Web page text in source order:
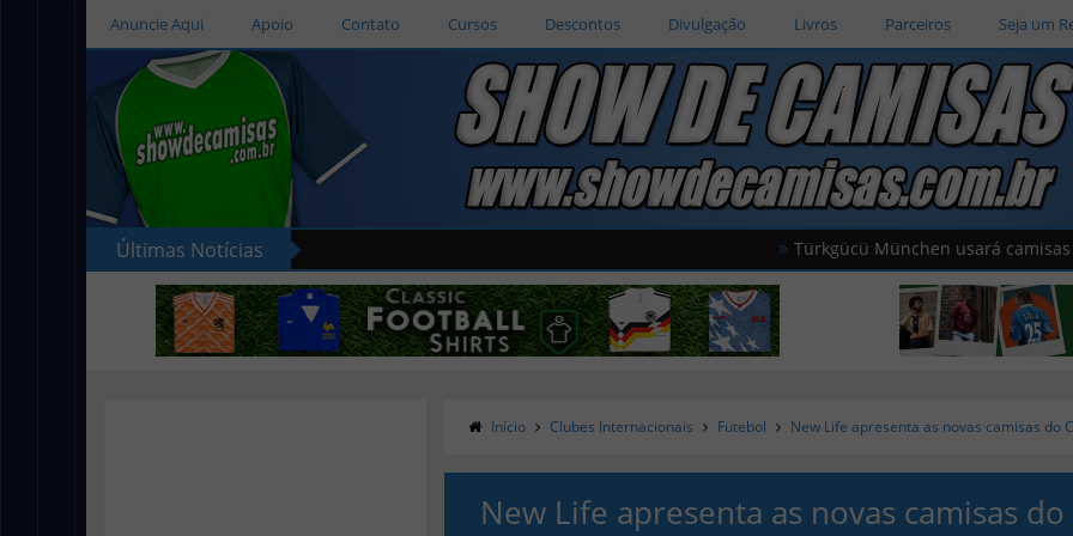
Anuncie Aqui Apoio Contato Cursos Descontos Divulgação Livros Parceiros Seja um
Últimas Notícias Türkgücü München usará camisas oficiais
Início Clubes Internacionais Futebol New Life apresenta as novas camisas do
New Life apresenta as novas camisas do